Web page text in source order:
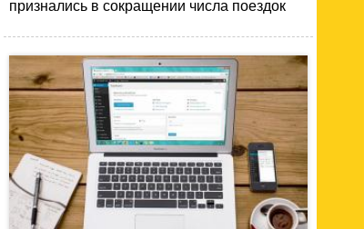
признались в сокращении числа поездок